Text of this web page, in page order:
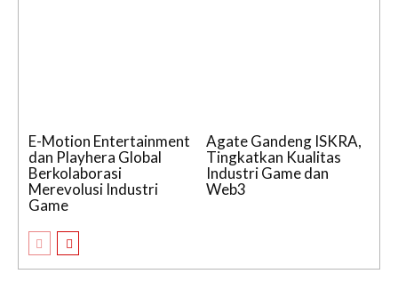
E-Motion Entertainment
dan Playhera Global
Berkolaborasi
Merevolusi Industri
Game
Agate Gandeng ISKRA,
Tingkatkan Kualitas
Industri Game dan
Web3